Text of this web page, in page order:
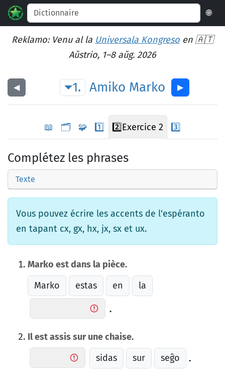
🌐
Reklamo: Venu al la Universala Kongreso en 🇦🇹
Aŭstrio, 1–8 aŭg. 2026
◀︎ 1. Amiko Marko ▶︎
📖 🗂️ 🧩 1️⃣ 2️⃣Exercice 2 3️⃣
Complétez les phrases
Texte
Vous pouvez écrire les accents de l'espéranto
en tapant cx, gx, hx, jx, sx et ux.
Marko est dans la pièce.
Marko
estas en la
.
Il est assis sur une chaise.
sidas
sur seĝo .